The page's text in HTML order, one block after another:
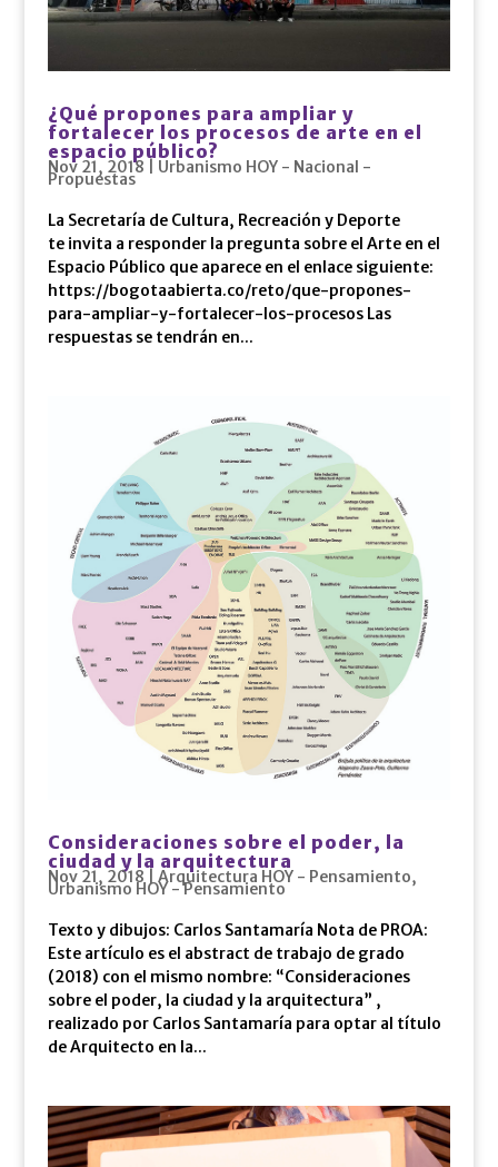
¿Qué propones para ampliar y
fortalecer los procesos de arte en el
espacio público?
Nov 21, 2018 Urbanismo HOY - Nacional -
Propuestas
La Secretaría de Cultura, Recreación y Deporte
te invita a responder la pregunta sobre el Arte en el
Espacio Público que aparece en el enlace siguiente:
https://bogotaabierta.co/reto/que-propones-
para-ampliar-y-fortalecer-los-procesos Las
respuestas se tendrán en...
Consideraciones sobre el poder, la
ciudad y la arquitectura
Nov 21, 2018 Arquitectura HOY - Pensamiento,
Urbanismo HOY - Pensamiento
Texto y dibujos: Carlos Santamaría Nota de PROA:
Este artículo es el abstract de trabajo de grado
(2018) con el mismo nombre: “Consideraciones
sobre el poder, la ciudad y la arquitectura” ,
realizado por Carlos Santamaría para optar al título
de Arquitecto en la...